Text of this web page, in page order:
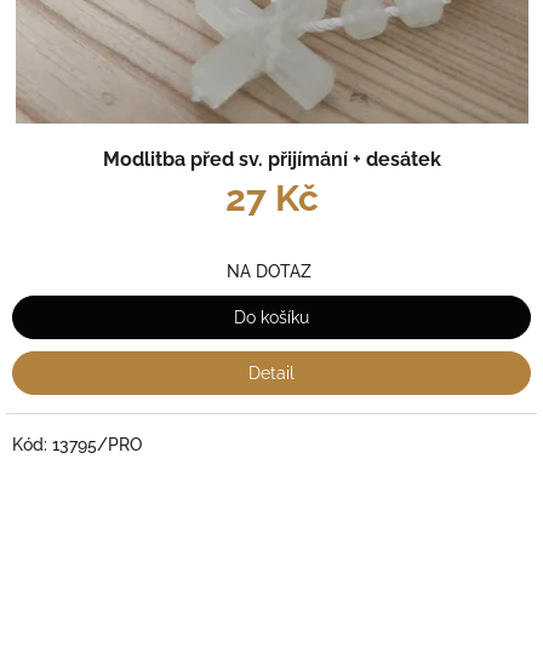
Modlitba před sv. přijímání + desátek
27 Kč
NA DOTAZ
Do košíku
Detail
Kód: 13795/PRO